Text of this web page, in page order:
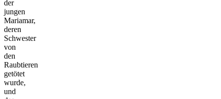
der
jungen
Mariamar,
deren
Schwester
von
den
Raubtieren
getötet
wurde,
und